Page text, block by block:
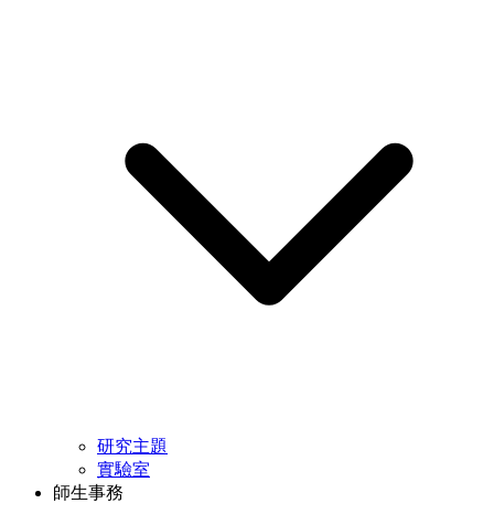
研究主題
實驗室
師生事務